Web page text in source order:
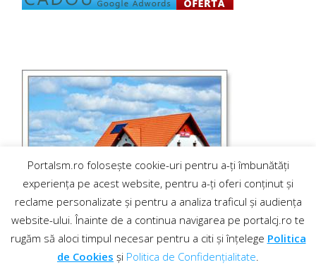
Portalsm.ro folosește cookie-uri pentru a-ți îmbunătăți
experiența pe acest website, pentru a-ți oferi conținut și
reclame personalizate și pentru a analiza traficul și audiența
website-ului. Înainte de a continua navigarea pe portalcj.ro te
rugăm să aloci timpul necesar pentru a citi și înțelege Politica
de Cookies și Politica de Confidențialitate.